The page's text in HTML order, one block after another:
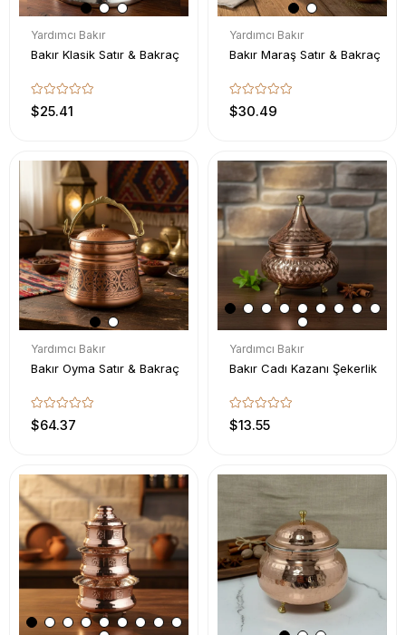
Yardımcı Bakır
Bakır Klasik Satır & Bakraç
$25.41
Yardımcı Bakır
Bakır Maraş Satır & Bakraç
$30.49
Yardımcı Bakır
Bakır Oyma Satır & Bakraç
$64.37
Yardımcı Bakır
Bakır Cadı Kazanı Şekerlik
$13.55